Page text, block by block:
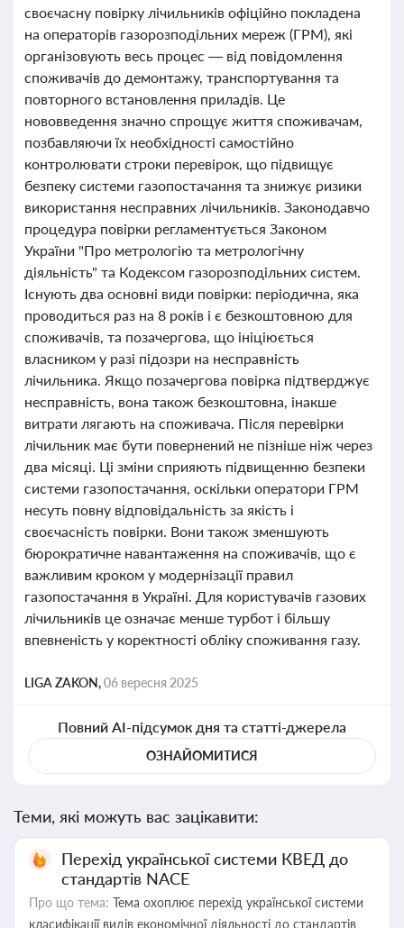
своєчасну повірку лічильників офіційно покладена
на операторів газорозподільних мереж (ГРМ), які
організовують весь процес — від повідомлення
споживачів до демонтажу, транспортування та
повторного встановлення приладів. Це
нововведення значно спрощує життя споживачам,
позбавляючи їх необхідності самостійно
контролювати строки перевірок, що підвищує
безпеку системи газопостачання та знижує ризики
використання несправних лічильників. Законодавчо
процедура повірки регламентується Законом
України "Про метрологію та метрологічну
діяльність" та Кодексом газорозподільних систем.
Існують два основні види повірки: періодична, яка
проводиться раз на 8 років і є безкоштовною для
споживачів, та позачергова, що ініціюється
власником у разі підозри на несправність
лічильника. Якщо позачергова повірка підтверджує
несправність, вона також безкоштовна, інакше
витрати лягають на споживача. Після перевірки
лічильник має бути повернений не пізніше ніж через
два місяці. Ці зміни сприяють підвищенню безпеки
системи газопостачання, оскільки оператори ГРМ
несуть повну відповідальність за якість і
своєчасність повірки. Вони також зменшують
бюрократичне навантаження на споживачів, що є
важливим кроком у модернізації правил
газопостачання в Україні. Для користувачів газових
лічильників це означає менше турбот і більшу
впевненість у коректності обліку споживання газу.
LIGA ZAKON,06 вересня 2025
Повний AI-підсумок дня та статті-джерела
ОЗНАЙОМИТИСЯ
Теми, які можуть вас зацікавити:
Перехід української системи КВЕД до
стандартів NACE
Про що тема: Тема охоплює перехід української системи
класифікації видів економічної діяльності до стандартів